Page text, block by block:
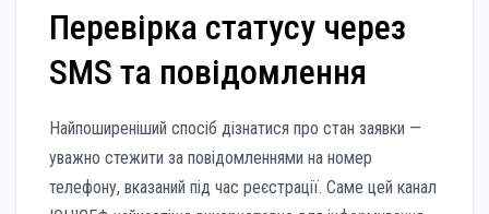
Перевірка статусу через
SMS та повідомлення
Найпоширеніший спосіб дізнатися про стан заявки —
уважно стежити за повідомленнями на номер
телефону, вказаний під час реєстрації. Саме цей канал